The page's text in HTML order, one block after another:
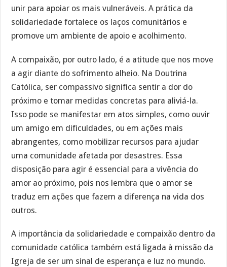
unir para apoiar os mais vulneráveis. A prática da
solidariedade fortalece os laços comunitários e
promove um ambiente de apoio e acolhimento.
A compaixão, por outro lado, é a atitude que nos move
a agir diante do sofrimento alheio. Na Doutrina
Católica, ser compassivo significa sentir a dor do
próximo e tomar medidas concretas para aliviá-la.
Isso pode se manifestar em atos simples, como ouvir
um amigo em dificuldades, ou em ações mais
abrangentes, como mobilizar recursos para ajudar
uma comunidade afetada por desastres. Essa
disposição para agir é essencial para a vivência do
amor ao próximo, pois nos lembra que o amor se
traduz em ações que fazem a diferença na vida dos
outros.
A importância da solidariedade e compaixão dentro da
comunidade católica também está ligada à missão da
Igreja de ser um sinal de esperança e luz no mundo.